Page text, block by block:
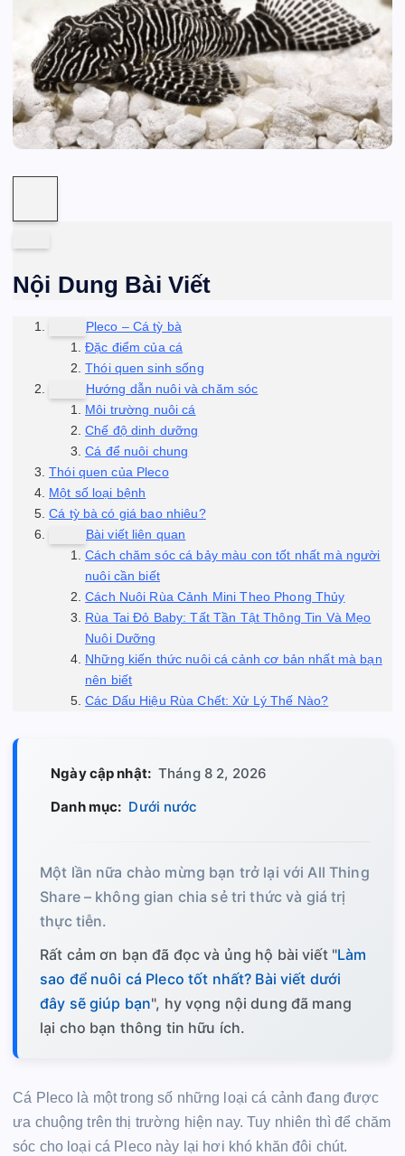
Nội Dung Bài Viết
Pleco – Cá tỳ bà
Đặc điểm của cá
Thói quen sinh sống
Hướng dẫn nuôi và chăm sóc
Môi trường nuôi cá
Chế độ dinh dưỡng
Cá để nuôi chung
Thói quen của Pleco
Một số loại bệnh
Cá tỳ bà có giá bao nhiêu?
Bài viết liên quan
Cách chăm sóc cá bảy màu con tốt nhất mà người
nuôi cần biết
Cách Nuôi Rùa Cảnh Mini Theo Phong Thủy
Rùa Tai Đỏ Baby: Tất Tần Tật Thông Tin Và Mẹo
Nuôi Dưỡng
Những kiến thức nuôi cá cảnh cơ bản nhất mà bạn
nên biết
Các Dấu Hiệu Rùa Chết: Xử Lý Thế Nào?
Ngày cập nhật: Tháng 8 2, 2026
Danh mục: Dưới nước
Một lần nữa chào mừng bạn trở lại với All Thing
Share – không gian chia sẻ tri thức và giá trị
thực tiễn.
Rất cảm ơn bạn đã đọc và ủng hộ bài viết "Làm
sao để nuôi cá Pleco tốt nhất? Bài viết dưới
đây sẽ giúp bạn", hy vọng nội dung đã mang
lại cho bạn thông tin hữu ích.
Cá Pleco là một trong số những loại cá cảnh đang được
ưa chuộng trên thị trường hiện nay. Tuy nhiên thì để chăm
sóc cho loại cá Pleco này lại hơi khó khăn đôi chút.